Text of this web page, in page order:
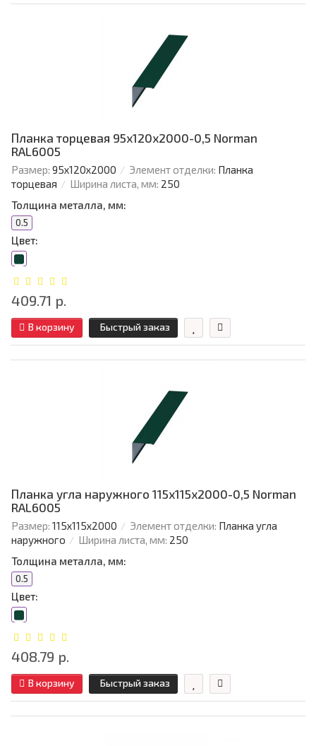
Планка торцевая 95х120х2000-0,5 Norman
RAL6005
Размер: 95х120х2000 Элемент отделки: Планка
торцевая
Ширина листа, мм: 250
Толщина металла, мм:
0.5
Цвет:
409.71 р.
В корзину Быстрый заказ
Планка угла наружного 115х115х2000-0,5 Norman
RAL6005
Размер: 115х115х2000 Элемент отделки: Планка угла
наружного
Ширина листа, мм: 250
Толщина металла, мм:
0.5
Цвет:
408.79 р.
В корзину Быстрый заказ